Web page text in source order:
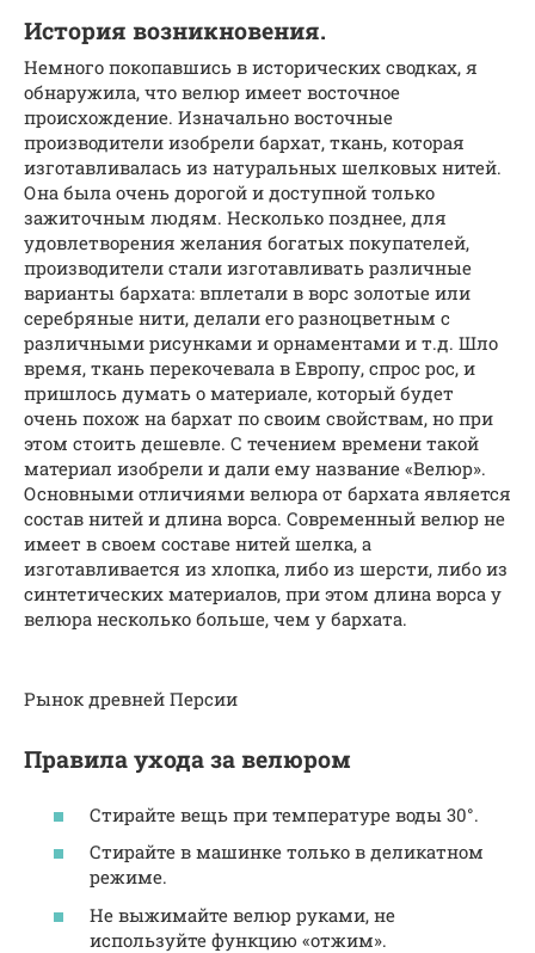
История возникновения.
Немного покопавшись в исторических сводках, я
обнаружила, что велюр имеет восточное
происхождение. Изначально восточные
производители изобрели бархат, ткань, которая
изготавливалась из натуральных шелковых нитей.
Она была очень дорогой и доступной только
зажиточным людям. Несколько позднее, для
удовлетворения желания богатых покупателей,
производители стали изготавливать различные
варианты бархата: вплетали в ворс золотые или
серебряные нити, делали его разноцветным с
различными рисунками и орнаментами и т.д. Шло
время, ткань перекочевала в Европу, спрос рос, и
пришлось думать о материале, который будет
очень похож на бархат по своим свойствам, но при
этом стоить дешевле. С течением времени такой
материал изобрели и дали ему название «Велюр».
Основными отличиями велюра от бархата является
состав нитей и длина ворса. Современный велюр не
имеет в своем составе нитей шелка, а
изготавливается из хлопка, либо из шерсти, либо из
синтетических материалов, при этом длина ворса у
велюра несколько больше, чем у бархата.
Рынок древней Персии
Правила ухода за велюром
Стирайте вещь при температуре воды 30°.
Стирайте в машинке только в деликатном
режиме.
Не выжимайте велюр руками, не
используйте функцию «отжим».